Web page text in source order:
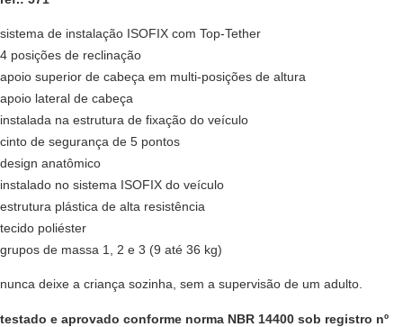
sistema de instalação ISOFIX com Top-Tether
4 posições de reclinação
apoio superior de cabeça em multi-posições de altura
apoio lateral de cabeça
instalada na estrutura de fixação do veículo
cinto de segurança de 5 pontos
design anatômico
instalado no sistema ISOFIX do veículo
estrutura plástica de alta resistência
tecido poliéster
grupos de massa 1, 2 e 3 (9 até 36 kg)
nunca deixe a criança sozinha, sem a supervisão de um adulto.
testado e aprovado conforme norma NBR 14400 sob registro nº